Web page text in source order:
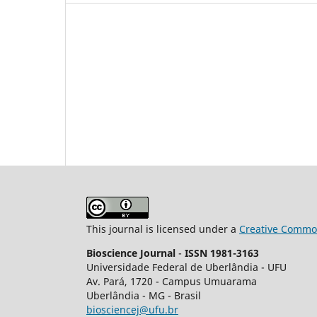
This journal is licensed under a Creative
Bioscience Journal - ISSN 1981-3163
Universidade Federal de Uberlândia - UFU
Av. Pará, 1720 - Campus Umuarama
Uberlândia - MG - Brasil
biosciencej@ufu.br